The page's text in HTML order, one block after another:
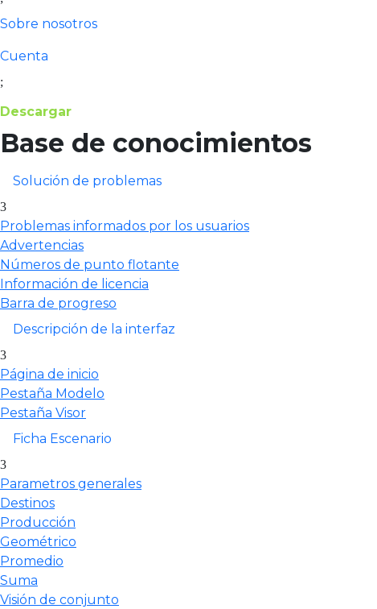
Sobre nosotros
Cuenta
Descargar
Base de conocimientos
Solución de problemas
Problemas informados por los usuarios
Advertencias
Números de punto flotante
Información de licencia
Barra de progreso
Descripción de la interfaz
Página de inicio
Pestaña Modelo
Pestaña Visor
Ficha Escenario
Parametros generales
Destinos
Producción
Geométrico
Promedio
Suma
Visión de conjunto